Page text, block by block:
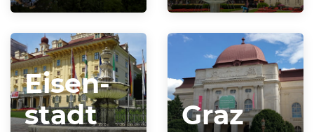
Eisen­
stadt
Graz